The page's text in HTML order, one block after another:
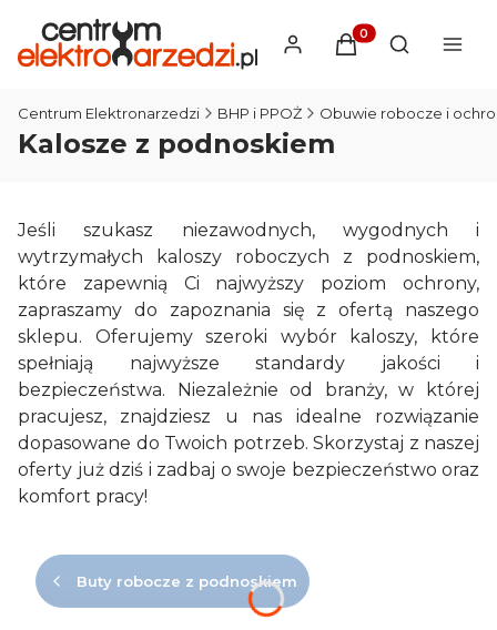
Produkty w
Otwórz
Centrum Elektronarzedzi BHP i PPOŻ Obuwie robocze i
Kalosze z podnoskiem
Jeśli szukasz niezawodnych, wygodnych i
wytrzymałych kaloszy roboczych z podnoskiem,
które zapewnią Ci najwyższy poziom ochrony,
zapraszamy do zapoznania się z ofertą naszego
sklepu. Oferujemy szeroki wybór kaloszy, które
spełniają najwyższe standardy jakości i
bezpieczeństwa. Niezależnie od branży, w której
pracujesz, znajdziesz u nas idealne rozwiązanie
dopasowane do Twoich potrzeb. Skorzystaj z naszej
oferty już dziś i zadbaj o swoje bezpieczeństwo oraz
komfort pracy!
Buty robocze z podnoskiem